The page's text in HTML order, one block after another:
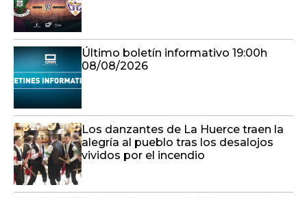
Último boletín informativo 19:00h
08/08/2026
Los danzantes de La Huerce traen la
alegría al pueblo tras los desalojos
vividos por el incendio